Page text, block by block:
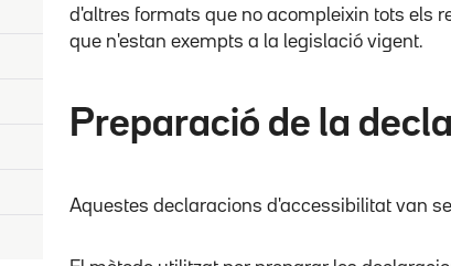
d'altres formats que no acompleixin tots els
que n'estan exempts a la legislació vigent.
Preparació de la
Aquestes declaracions d'accessibilitat van